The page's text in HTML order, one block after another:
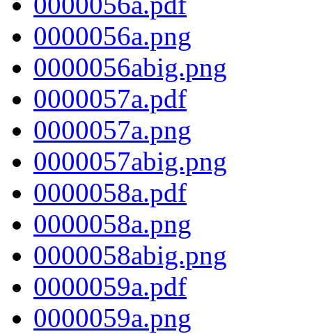
0000056a.png
0000056abig.png
0000057a.pdf
0000057a.png
0000057abig.png
0000058a.pdf
0000058a.png
0000058abig.png
0000059a.pdf
0000059a.png